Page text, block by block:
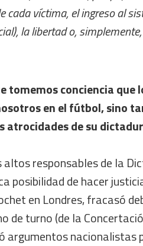
cada víctima, el ingreso al
la libertad o,
tomemos conciencia que
en el fútbol, sino
atrocidades de su
altos responsables de la
posibilidad de hacer
en Londres, fracasó
de turno (de la
argumentos nacionalistas